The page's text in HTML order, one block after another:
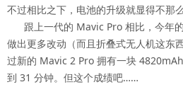
不过相比之下，电池的升级就显得不那
跟上一代的 Mavic Pro 相比，今年
做出更多改动（而且折叠式无人机这东
过新的 Mavic 2 Pro 拥有一块
到 31 分钟。但这个成绩吧……